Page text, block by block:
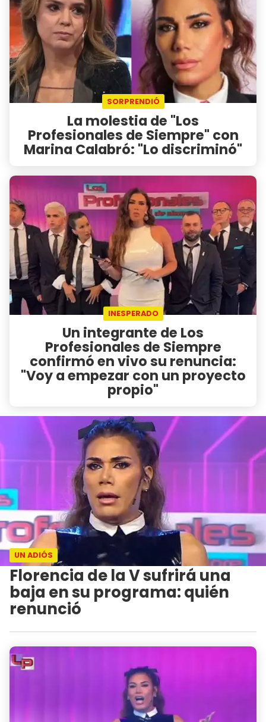
SORPRENDIÓ
La molestia de "Los
Profesionales de Siempre" con
Marina Calabró: "Lo discriminó"
INESPERADO
Un integrante de Los
Profesionales de Siempre
confirmó en vivo su renuncia:
"Voy a empezar con un proyecto
propio"
UN ADIÓS
Florencia de la V sufrirá una
baja en su programa: quién
renunció